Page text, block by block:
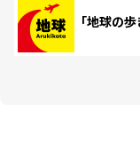
「地球の